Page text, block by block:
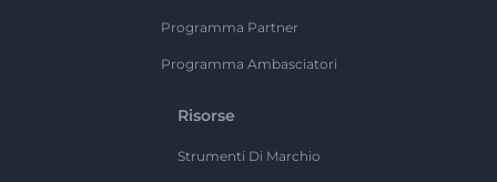
Programma Partner
Programma Ambasciatori
Risorse
Strumenti Di Marchio